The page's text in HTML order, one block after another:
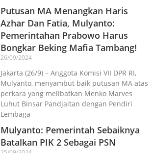
Putusan MA Menangkan Haris
Azhar Dan Fatia, Mulyanto:
Pemerintahan Prabowo Harus
Bongkar Beking Mafia Tambang!
26/09/2024
Jakarta (26/9) – Anggota Komisi VII DPR RI,
Mulyanto, menyambut baik putusan MA atas
perkara yang melibatkan Menko Marves
Luhut Binsar Pandjaitan dengan Pendiri
Lembaga
Mulyanto: Pemerintah Sebaiknya
Batalkan PIK 2 Sebagai PSN